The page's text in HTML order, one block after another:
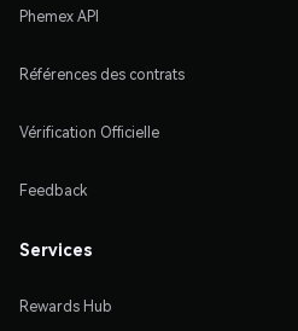
Phemex API
Références des contrats
Vérification Officielle
Feedback
Services
Rewards Hub